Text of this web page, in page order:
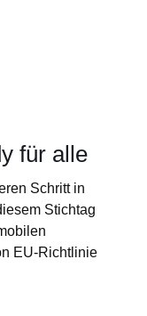
für alle
Schritt in
Stichtag
EU-Richtlinie